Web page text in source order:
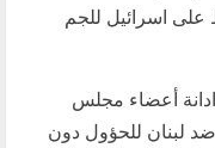
اسرائيل للجم
أعضاء مجلس
ضد لبنان للحؤول دون